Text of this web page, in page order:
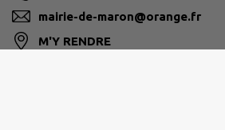
mairie-de-maron@orange.fr
M'Y RENDRE